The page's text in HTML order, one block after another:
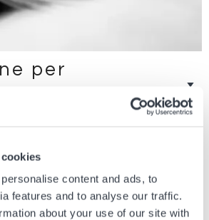
content and ads, to
features and to analyse our traffic.
about your use of our site with
per
accoglienza calorosa e voglia di mostrarti
faire Swiss made: dall’ingresso in boutique
Passion ti accompagna in un’esperienza di